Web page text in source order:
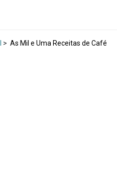
> As Mil e Uma Receitas de Café